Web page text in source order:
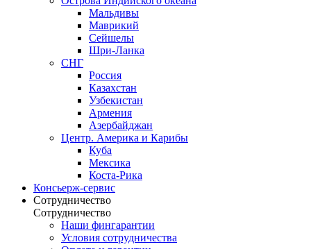
Мальдивы
Маврикий
Сейшелы
Шри-Ланка
СНГ
Россия
Казахстан
Узбекистан
Армения
Азербайджан
Центр. Америка и Карибы
Куба
Мексика
Коста-Рика
Консьерж-сервис
Сотрудничество
Сотрудничество
Наши фингарантии
Условия сотрудничества